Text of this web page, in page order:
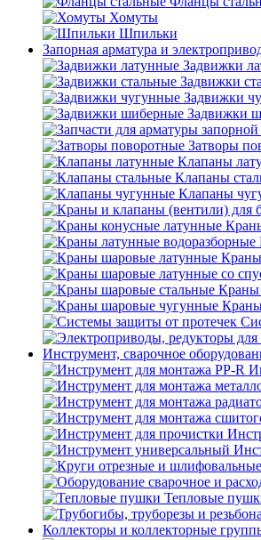
Хомуты
Шпильки
Запорная арматура и
Задвижки
Задвижки
Задвижки
Задвижки
Затворы
Клапаны
Клапаны
Клапаны
Краны
Инструмент, сварочное
Тепловые
Коллекторы и коллекторные